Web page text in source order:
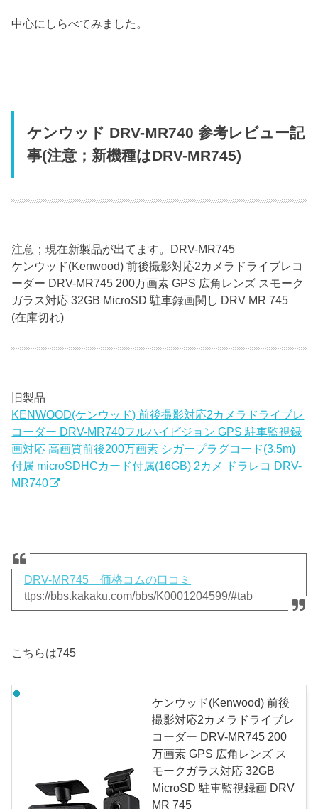
中心にしらべてみました。
ケンウッド DRV-MR740 参考レビュー記
事(注意；新機種はDRV-MR745)
注意；現在新製品が出てます。DRV-MR745
ケンウッド(Kenwood) 前後撮影対応2カメラドライブレコ
ーダー DRV-MR745 200万画素 GPS 広角レンズ スモーク
ガラス対応 32GB MicroSD 駐車録画関し DRV MR 745
(在庫切れ)
旧製品
KENWOOD(ケンウッド) 前後撮影対応2カメラドライブレ
コーダー DRV-MR740フルハイビジョン GPS 駐車監視録
画対応 高画質前後200万画素 シガープラグコード(3.5m)
付属 microSDHCカード付属(16GB) 2カメ ドラレコ DRV-
MR740
DRV-MR745 価格コムの口コミ
ttps://bbs.kakaku.com/bbs/K0001204599/#tab
こちらは745
ケンウッド(Kenwood) 前後
撮影対応2カメラドライブレ
コーダー DRV-MR745 200
万画素 GPS 広角レンズ ス
モークガラス対応 32GB
MicroSD 駐車監視録画 DRV
MR 745